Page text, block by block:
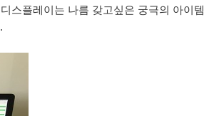
스플레이는 나름 갖고싶은 궁극의 아이템